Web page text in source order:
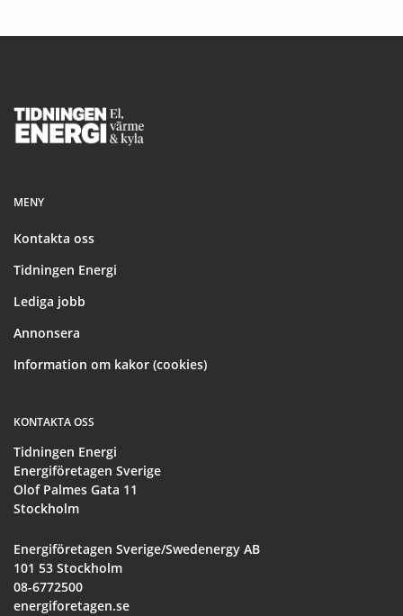
Footer
MENY
Kontakta oss
Tidningen Energi
Lediga jobb
Annonsera
Information om kakor (cookies)
KONTAKTA OSS
Tidningen Energi
Energiföretagen Sverige
Olof Palmes Gata 11
Stockholm
Energiföretagen Sverige/Swedenergy AB
101 53 Stockholm
08-6772500
energiforetagen.se